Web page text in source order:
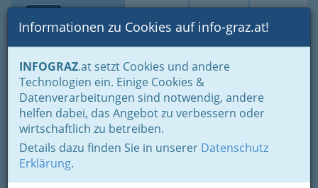
Suche Login Toggle
Informationen zu Cookies auf info-graz.at!
INFOGRAZ.at setzt Cookies und andere
Technologien ein. Einige Cookies &
Datenverarbeitungen sind notwendig, andere
helfen dabei, das Angebot zu verbessern oder
wirtschaftlich zu betreiben.
Details dazu finden Sie in unserer Datenschutz
Erklärung.
Home Branchen
Therme Lendava -
Slowenien
Tomsiceva 2 a, 9220 Lendava
+386 2 577 44 00